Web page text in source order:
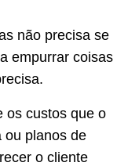
não precisa se
empurrar coisas
os custos que o
ou planos de
o cliente